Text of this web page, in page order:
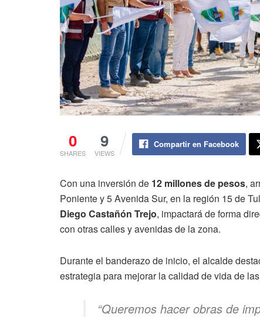
0
SHARES
9
VIEWS
Compartir en Facebook
Con una inversión de 12 millones de pesos,
Poniente y 5 Avenida Sur, en la región 15 de
Diego Castañón Trejo, impactará de forma
con otras calles y avenidas de la zona.
Durante el banderazo de inicio, el alcalde
estrategia para mejorar la calidad de vida de
“Queremos hacer obras de